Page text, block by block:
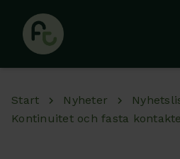
Start Nyheter
Kontinuitet och fasta